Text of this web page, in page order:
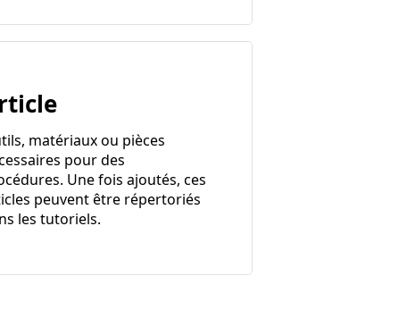
matériaux ou pièces
pour des
Une fois ajoutés, ces
peuvent être répertoriés
les tutoriels.